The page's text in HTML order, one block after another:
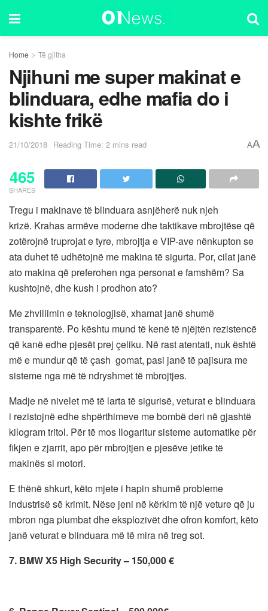
Home Të gjitha
Njihuni me super makinat e
blinduara, edhe mafia do i
kishte frikë
21/10/2018 Reading Time: 2 mins read AA
465
SHARES
Tregu i makinave të blinduara asnjëherë nuk njeh
krizë. Krahas armëve moderne dhe taktikave mbrojtëse që
zotërojnë truprojat e tyre, mbrojtja e VIP-ave nënkupton se
ata duhet të udhëtojnë me makina të sigurta. Por, cilat janë
ato makina që preferohen nga personat e famshëm? Sa
kushtojnë, dhe kush i prodhon ato?
Me zhvillimin e teknologjisë, xhamat janë shumë
transparentë. Po kështu mund të kenë të njëjtën rezistencë
që kanë edhe pjesët prej çeliku. Në rast atentati, nuk është
më e mundur që të çash gomat, pasi janë të pajisura me
sisteme nga më të ndryshmet të mbrojtjes.
Madje në nivelet më të larta të sigurisë, veturat e blinduara
i rezistojnë edhe shpërthimeve me bombë deri në gjashtë
kilogram tritol. Për të mos llogaritur sisteme automatike për
fikjen e zjarrit, apo për mbrojtjen e pjesëve jetike të
makinës si motori.
E thënë shkurt, këto mjete i hapin shumë probleme
industrisë së krimit. Nëse jeni në kërkim të një veture që ju
mbron nga plumbat dhe eksplozivët dhe ofron komfort, këto
janë veturat e blinduara më të mira në treg sot.
7. BMW X5 High Security – 150,000 €